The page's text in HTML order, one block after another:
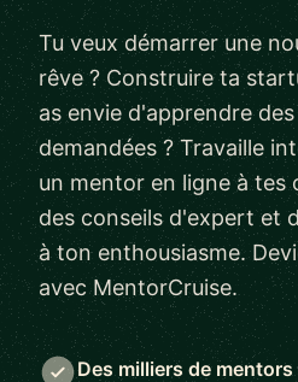
Tu veux démarrer une
rêve ? Construire ta
as envie d'apprendre
demandées ? Travaille
un mentor en ligne à
des conseils d'expert et
à ton enthousiasme.
avec MentorCruise.
Des milliers de